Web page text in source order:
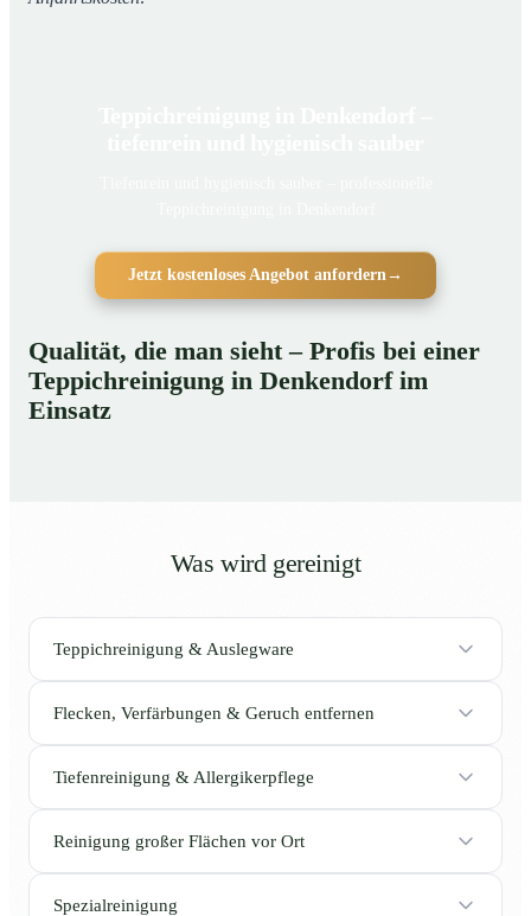
Jetzt kostenloses Angebot anfordern→
Qualität, die man sieht – Profis bei einer
Teppichreinigung in Denkendorf im
Einsatz
Was wird gereinigt
Teppichreinigung & Auslegware
Flecken, Verfärbungen & Geruch entfernen
Tiefenreinigung & Allergikerpflege
Reinigung großer Flächen vor Ort
Spezialreinigung